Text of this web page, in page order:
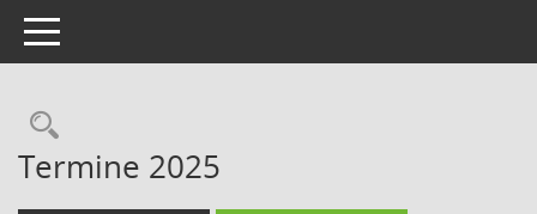
Toggle navigation
Rechercheauswahl
Termine 2025